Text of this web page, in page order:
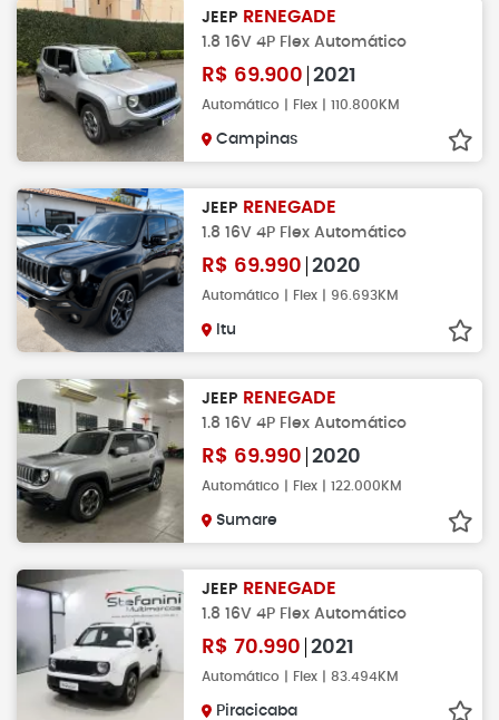
JEEP RENEGADE
1.8 16V 4P Flex Automático
R$ 69.900 2021
Automático | Flex | 110.800KM
Campinas
JEEP RENEGADE
1.8 16V 4P Flex Automático
R$ 69.990 2020
Automático | Flex | 96.693KM
Itu
JEEP RENEGADE
1.8 16V 4P Flex Automático
R$ 69.990 2020
Automático | Flex | 122.000KM
Sumare
JEEP RENEGADE
1.8 16V 4P Flex Automático
R$ 70.990 2021
Automático | Flex | 83.494KM
Piracicaba